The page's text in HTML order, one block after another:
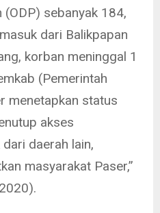
sebanyak 184,
dari Balikpapan
korban meninggal 1
(Pemerintah
menetapkan status
akses
daerah lain,
masyarakat Paser,”